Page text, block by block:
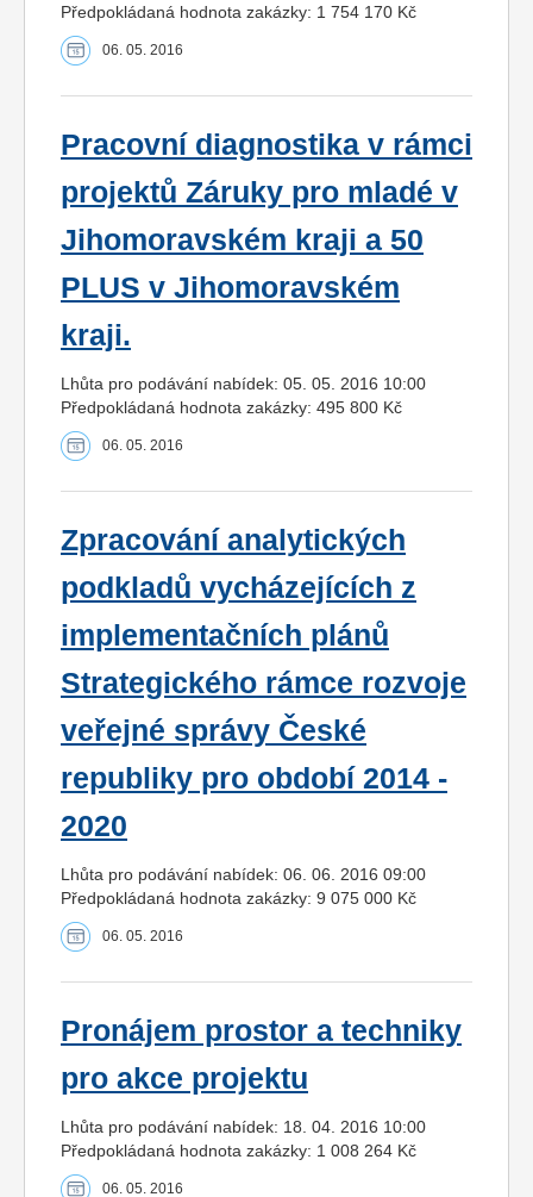
Předpokládaná hodnota zakázky: 1 754 170 Kč
06. 05. 2016
Pracovní diagnostika v rámci
projektů Záruky pro mladé v
Jihomoravském kraji a 50
PLUS v Jihomoravském
kraji.
Lhůta pro podávání nabídek: 05. 05. 2016 10:00
Předpokládaná hodnota zakázky: 495 800 Kč
06. 05. 2016
Zpracování analytických
podkladů vycházejících z
implementačních plánů
Strategického rámce rozvoje
veřejné správy České
republiky pro období 2014 -
2020
Lhůta pro podávání nabídek: 06. 06. 2016 09:00
Předpokládaná hodnota zakázky: 9 075 000 Kč
06. 05. 2016
Pronájem prostor a techniky
pro akce projektu
Lhůta pro podávání nabídek: 18. 04. 2016 10:00
Předpokládaná hodnota zakázky: 1 008 264 Kč
06. 05. 2016